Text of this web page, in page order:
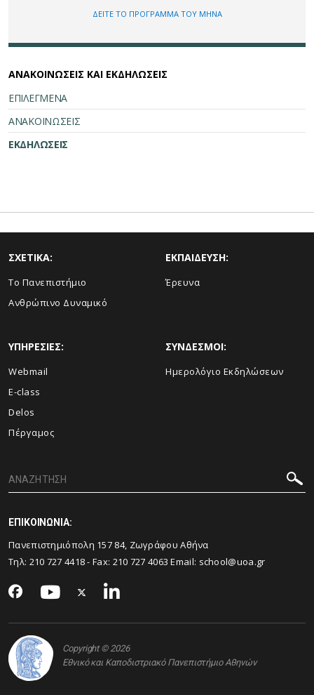
ΔΕΙΤΕ ΤΟ ΠΡΟΓΡΑΜΜΑ ΤΟΥ ΜΗΝΑ
ΑΝΑΚΟΙΝΩΣΕΙΣ ΚΑΙ ΕΚΔΗΛΩΣΕΙΣ
ΕΠΙΛΕΓΜΕΝΑ
ΑΝΑΚΟΙΝΩΣΕΙΣ
ΕΚΔΗΛΩΣΕΙΣ
ΣΧΕΤΙΚΑ:
Το Πανεπιστήμιο
Ανθρώπινο Δυναμικό
ΕΚΠΑΙΔΕΥΣΗ:
Έρευνα
ΥΠΗΡΕΣΙΕΣ:
Webmail
E-class
Delos
Πέργαμος
ΣΥΝΔΕΣΜΟΙ:
Ημερολόγιο Εκδηλώσεων
ΕΠΙΚΟΙΝΩΝΙΑ:
Πανεπιστημιόπολη 157 84, Ζωγράφου Αθήνα
Τηλ: 210 727 4418- Fax: 210 727 4063 Email: school@uoa.gr
Copyright © 2026
Εθνικό και Καποδιστριακό Πανεπιστήμιο Αθηνών